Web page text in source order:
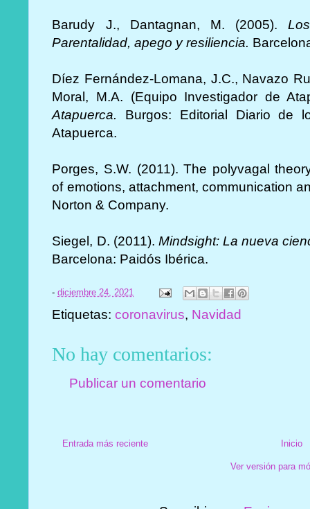
Barudy J., Dantagnan, M. (2005).
Parentalidad, apego y resiliencia.
Díez Fernández-Lomana, J.C., Navazo
Moral, M.A. (Equipo Investigador de
Atapuerca.
Burgos: Editorial Diario de
Atapuerca.
Porges, S.W. (2011). The polyvagal
of emotions, attachment, communication
Norton & Company.
Siegel, D. (2011). Mindsight: La nueva
Barcelona: Paidós Ibérica.
-diciembre 24, 2021
Etiquetas:coronavirus, Navidad
No hay comentarios:
Publicar un comentario
Entrada más reciente Inicio
Ver versión para